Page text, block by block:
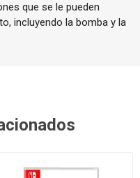
que se le pueden
incluyendo la bomba y la